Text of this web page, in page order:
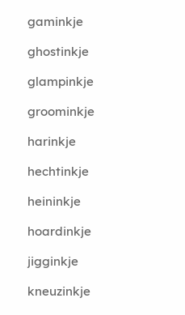
gaminkje
ghostinkje
glampinkje
groominkje
harinkje
hechtinkje
heininkje
hoardinkje
jigginkje
kneuzinkje